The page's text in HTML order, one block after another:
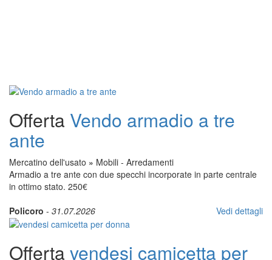
Offerta Vendo armadio a tre
ante
Mercatino dell'usato » Mobili - Arredamenti
Armadio a tre ante con due specchi incorporate in parte centrale
in ottimo stato. 250€
Policoro - 31.07.2026 Vedi dettagli
Offerta vendesi camicetta per